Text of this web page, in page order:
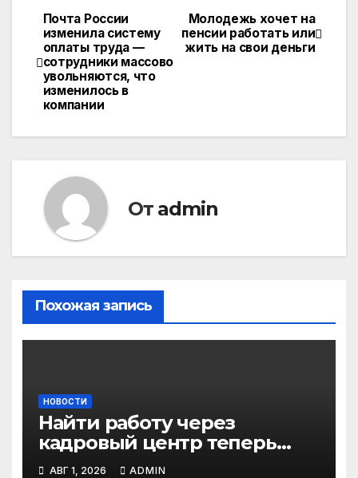
Навигация
по
записям
Молодежь хочет на
пенсии работать или
жить на свои деньги
Почта России
изменила систему
оплаты труда —
сотрудники массово
увольняются, что
изменилось в
компании
От admin
Похожая запись
НОВОСТИ
Найти работу через
кадровый центр теперь
можно в два раза быстрее
АВГ 1, 2026 ADMIN